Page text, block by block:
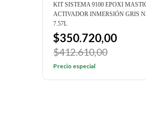
KIT SISTEMA 9100 EPOXI
ACTIVADOR INMERSIÓN GRIS
7.57L
$350.720,00
$412.610,00
Precio especial